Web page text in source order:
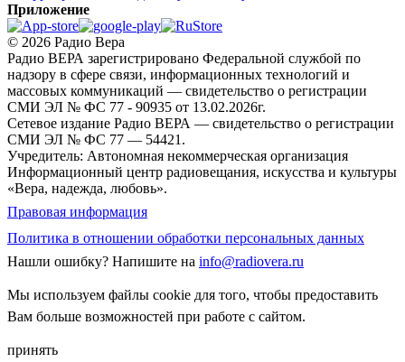
Приложение
© 2026 Радио Вера
Радио ВЕРА зарегистрировано Федеральной службой по
надзору в сфере связи, информационных технологий и
массовых коммуникаций — свидетельство о регистрации
СМИ ЭЛ № ФС 77 - 90935 от 13.02.2026г.
Сетевое издание Радио ВЕРА — свидетельство о регистрации
СМИ ЭЛ № ФС 77 — 54421.
Учредитель: Автономная некоммерческая организация
Информационный центр радиовещания, искусства и культуры
«Вера, надежда, любовь».
Правовая информация
Политика в отношении обработки персональных данных
Нашли ошибку? Напишите на info@radiovera.ru
Мы используем файлы cookie для того, чтобы предоставить
Вам больше возможностей при работе с сайтом.
принять